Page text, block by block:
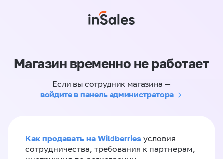
Магазин временно не работает
Если вы сотрудник магазина —
войдите в панель администратора
Как продавать на Wildberries условия
сотрудничества, требования к партнерам,